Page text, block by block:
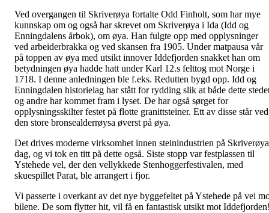
Ved overgangen til Skriverøya fortalte Odd Finholt, som har mye
kunnskap om og også har skrevet om Skriverøya i Ida (Idd og
Enningdalens årbok), om øya. Han fulgte opp med opplysninger
ved arbeiderbrakka og ved skansen fra 1905. Under matpausa vår
på toppen av øya med utsikt innover Iddefjorden snakket han om
betydningen øya hadde hatt under Karl 12.s felttog mot Norge i
1718. I denne anledningen ble f.eks. Redutten bygd opp. Idd og
Enningdalen historielag har stått for rydding slik at både dette
og andre har kommet fram i lyset. De har også sørget for
opplysningsskilter festet på flotte granittsteiner. Ett av disse står ved
den store bronsealderrøysa øverst på øya.
Det drives moderne virksomhet innen steinindustrien på
dag, og vi tok en titt på dette også. Siste stopp var festplassen til
Ystehede vel, der den vellykkede Stenhoggerfestivalen, med
skuespillet Parat, ble arrangert i fjor.
Vi passerte i overkant av det nye byggefeltet på Ystehede på vei
bilene. De som flytter hit, vil få en fantastisk utsikt mot